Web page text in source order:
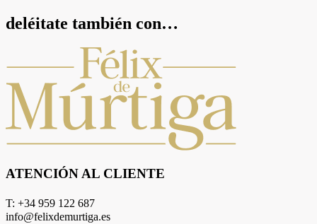
deléitate también con…
ATENCIÓN AL CLIENTE
T: +34 959 122 687
info@felixdemurtiga.es